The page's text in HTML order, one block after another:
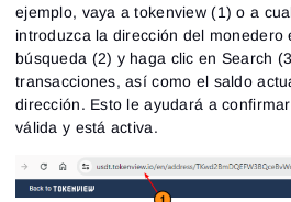
ejemplo, vaya a tokenview (1) o a
introduzca la dirección del monedero
búsqueda (2) y haga clic en Search
transacciones, así como el saldo
dirección. Esto le ayudará a
válida y está activa.